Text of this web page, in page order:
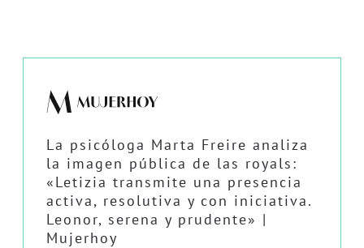
La psicóloga Marta Freire analiza
la imagen pública de las royals:
«Letizia transmite una presencia
activa, resolutiva y con iniciativa.
Leonor, serena y prudente» |
Mujerhoy